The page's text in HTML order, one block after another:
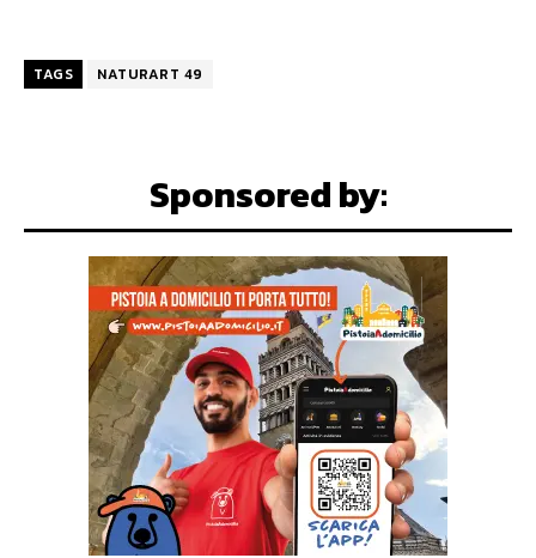
TAGS NATURART 49
Sponsored by: